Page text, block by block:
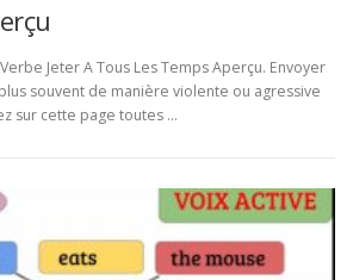
Jeter A Tous Les Temps Aperçu. Envoyer
souvent de manière violente ou agressive
sur cette page toutes …